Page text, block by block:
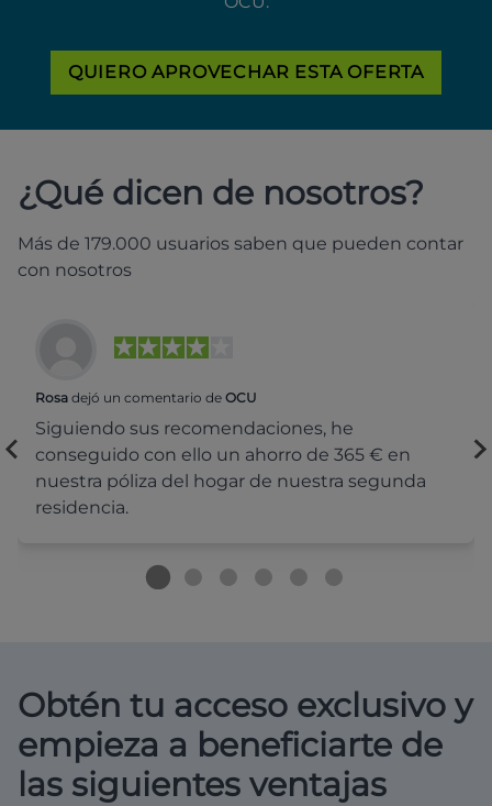
QUIERO APROVECHAR ESTA OFERTA
¿Qué dicen de nosotros?
Más de 179.000 usuarios saben que pueden contar
con nosotros
Rosa dejó un comentario de OCU
Siguiendo sus recomendaciones, he
conseguido con ello un ahorro de 365 € en
nuestra póliza del hogar de nuestra segunda
residencia.
Obtén tu acceso exclusivo y
empieza a beneficiarte de
las siguientes ventajas